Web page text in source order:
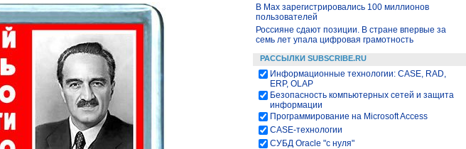
В Max зарегистрировались 100 миллионов
пользователей
Россияне сдают позиции. В стране впервые за
семь лет упала цифровая грамотность
РАССЫЛКИ SUBSCRIBE.RU
Информационные технологии: CASE, RAD,
ERP, OLAP
Безопасность компьютерных сетей и защита
информации
Программирование на Microsoft Access
CASE-технологии
СУБД Oracle "с нуля"